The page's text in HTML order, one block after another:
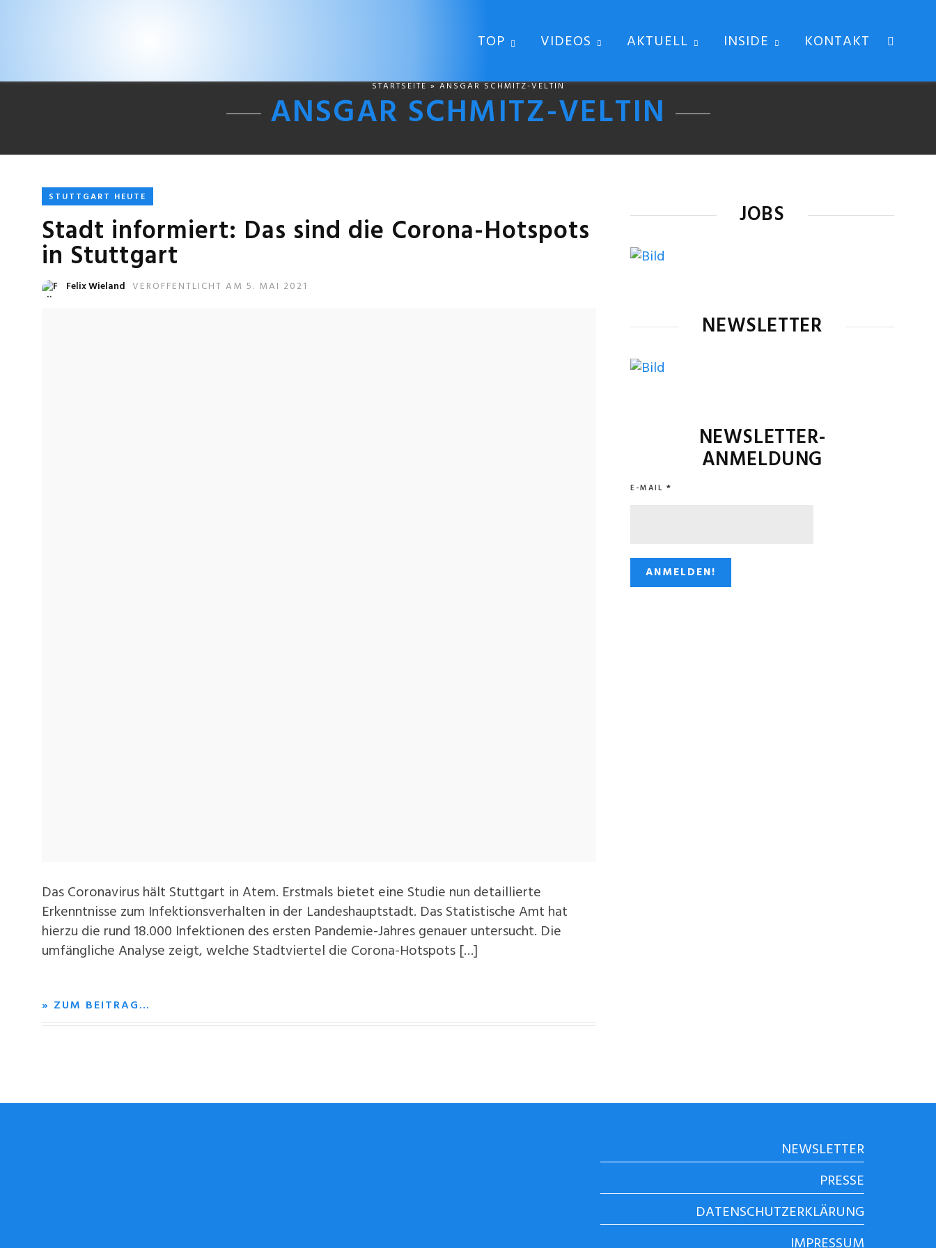
TOP VIDEOS AKTUELL INSIDE KONTAKT
STARTSEITE » ANSGAR SCHMITZ-VELTIN
ANSGAR SCHMITZ-VELTIN
STUTTGART HEUTE
Stadt informiert: Das sind die Corona-Hotspots
in Stuttgart
Felix Wieland VERÖFFENTLICHT AM 5. MAI 2021
Das Coronavirus hält Stuttgart in Atem. Erstmals bietet eine Studie nun detaillierte
Erkenntnisse zum Infektionsverhalten in der Landeshauptstadt. Das Statistische Amt hat
hierzu die rund 18.000 Infektionen des ersten Pandemie-Jahres genauer untersucht. Die
umfängliche Analyse zeigt, welche Stadtviertel die Corona-Hotspots […]
» ZUM BEITRAG…
JOBS
NEWSLETTER
NEWSLETTER-
ANMELDUNG
E-MAIL *
NEWSLETTER
PRESSE
DATENSCHUTZERKLÄRUNG
IMPRESSUM